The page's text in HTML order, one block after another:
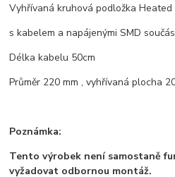
Vyhřívaná kruhová podložka
s kabelem a napájenými SMD
Délka kabelu 50cm
Průměr 220 mm , vyhřívaná plocha
Poznámka:
Tento výrobek není samostaně
vyžadovat odbornou montáž.